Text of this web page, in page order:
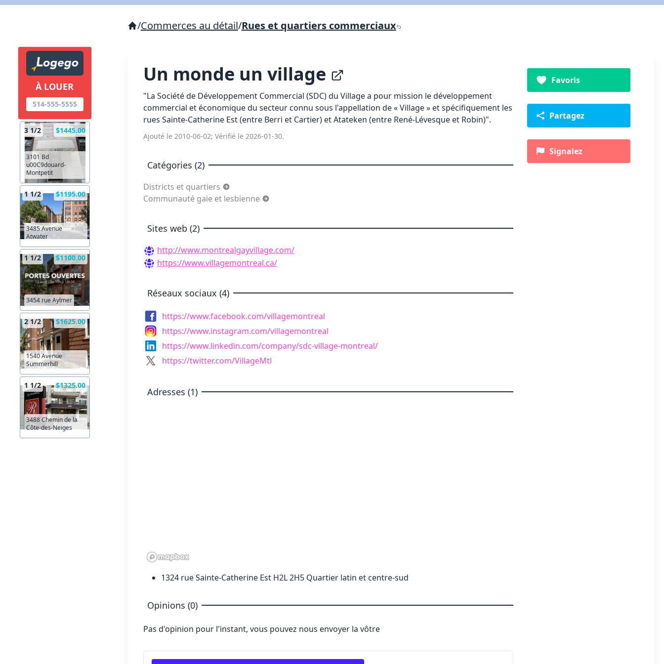
À LOUER
514-555-5555
3 1/2 $1445.00
3101 Bd
u00C9douard-
Montpetit
1 1/2 $1195.00
3485 Avenue
Atwater
1 1/2 $1100.00
3454 rue Aylmer
2 1/2 $1625.00
1540 Avenue
Summerhill
1 1/2 $1325.00
3488 Chemin de la
Côte-des-Neiges
/Commerces au détail/Rues et quartiers commerciaux
Un monde un village
"La Société de Développement Commercial (SDC) du Village a pour mission le développement
commercial et économique du secteur connu sous l'appellation de « Village » et spécifiquement les
rues Sainte-Catherine Est (entre Berri et Cartier) et Atateken (entre René-Lévesque et Robin)".
Ajouté le 2010-06-02; Vérifié le 2026-01-30.
Catégories (2)
Districts et quartiers
Communauté gaie et lesbienne
Sites web (2)
http://www.montrealgayvillage.com/
https://www.villagemontreal.ca/
Réseaux sociaux (4)
https://www.facebook.com/villagemontreal
https://www.instagram.com/villagemontreal
https://www.linkedin.com/company/sdc-village-montreal/
https://twitter.com/VillageMtl
Adresses (1)
1324 rue Sainte-Catherine Est H2L 2H5 Quartier latin et centre-sud
Opinions (0)
Pas d'opinion pour l'instant, vous pouvez nous envoyer la vôtre
Favoris
Partagez
Signalez
Lien vers inscription (sera inclus dans courriel)